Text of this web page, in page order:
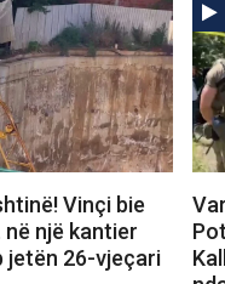
Vinçi bie
një kantier
jetën 26-vjeçari